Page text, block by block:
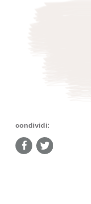
condividi: